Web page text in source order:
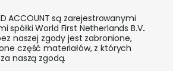
ACCOUNT są zarejestrowanymi
spółki World First Netherlands B.V..
naszej zgody jest zabronione,
część materiałów, z których
naszą zgodą.